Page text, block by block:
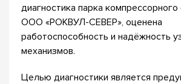
диагностика парка
ООО «РОКВУЛ-СЕВЕР», оценена
работоспособность и надёжность
механизмов.
Целью диагностики является